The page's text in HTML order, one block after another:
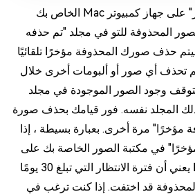
تم تصميم تطبيق "الصور" على جهاز كمبيوتر Mac الخاص بك
المحذوفة للتو في مجلد "تم حذفه
30 يومًا. سيتم حذف صورك المحذوفة مؤخرًا تلقائيًا
30 يومًا. إذا لم تحذف أي صور أو ألبومات أخرى خلال
وجود الصور الموجودة في مجلد
المجلد نفسه. فور قيامك بحذف صورة
مؤخرًا" مرة أخرى. بعبارة بسيطة ، إذا
في مكتبة الصور الخاصة بك على
جهاز Mac مفقودًا ، فهذا يعني أن فترة الانتظار التي تبلغ 30 يومًا
قد اختفت. إذا كنت ترغب في